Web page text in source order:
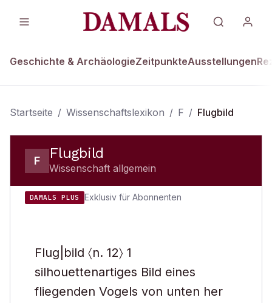
Geschichte & ArchäologieZeitpunkteAusstellungen
Startseite / Wissenschaftslexikon / F / Flugbild
F Flugbild
Wissenschaft allgemein
DAMALS PLUS Exklusiv für Abonnenten
Flug|bild 〈n. 12〉 1
silhouettenartiges Bild eines
fliegenden Vogels von unten her